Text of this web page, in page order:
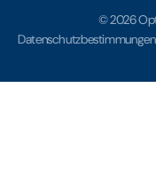
© 2026
Datenschutzbestimmungen